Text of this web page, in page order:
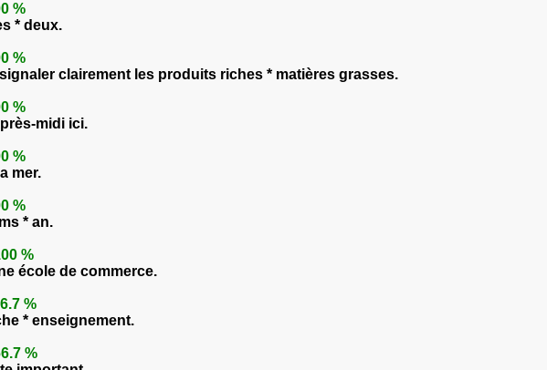
%
* deux.
%
clairement les produits riches * matières grasses.
%
midi ici.
%
mer.
%
* an.
%
école de commerce.
%
* enseignement.
%